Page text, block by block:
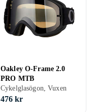
Oakley O-Frame 2.0
PRO MTB
Cykelglasögon, Vuxen
476 kr